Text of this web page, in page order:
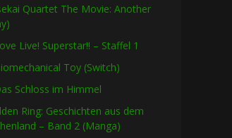
Quartet The Movie: Another
Live! Superstar!! – Staffel 1
Toy (Switch)
Schloss im Himmel
Ring: Geschichten aus dem
– Band 2 (Manga)